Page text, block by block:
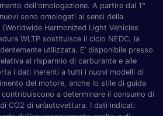
dell'omologazione. A partire dal 1°
sono omologati ai sensi della
Harmonized Light Vehicles
WLTP sostituisce il ciclo NEDC, la
utilizzata. E’ disponibile presso
al risparmio di carburante e alle
i dati inerenti a tutti i nuovi modelli di
del motore, anche lo stile di guida
a determinare il consumo di
CO2 di un’autovettura. I dati indicati